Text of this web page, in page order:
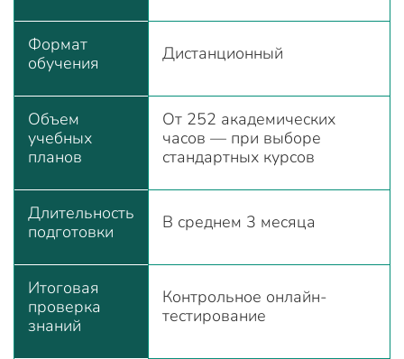
Формат
обучения
Дистанционный
Объем
учебных
планов
От 252 академических
часов — при выборе
стандартных курсов
Длительность
подготовки
В среднем 3 месяца
Итоговая
проверка
знаний
Контрольное онлайн-
тестирование